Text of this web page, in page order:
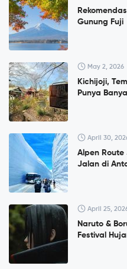
Gunung Fuji
May 2, 2026
Kichijoji,
Punya
April 30,
Alpen
Jalan di
April 25,
Naruto &
Festival